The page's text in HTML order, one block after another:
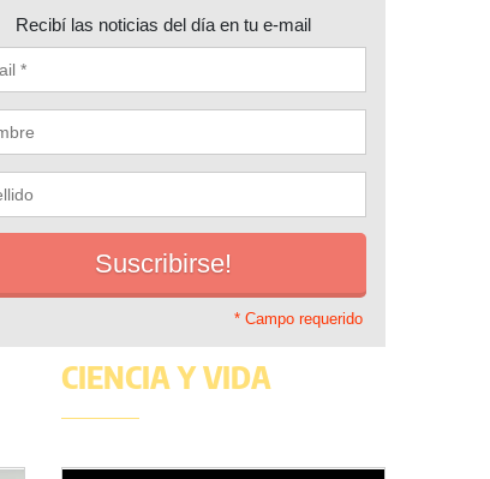
Recibí las noticias del día en tu e-mail
* Campo requerido
CIENCIA Y VIDA